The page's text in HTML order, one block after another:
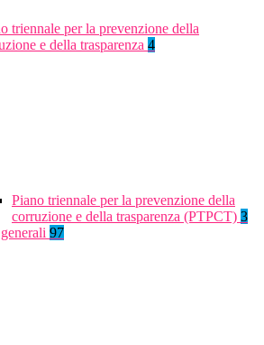
triennale per la prevenzione della
e della trasparenza 4
Piano triennale per la prevenzione della
corruzione e della trasparenza (PTPCT) 3
97